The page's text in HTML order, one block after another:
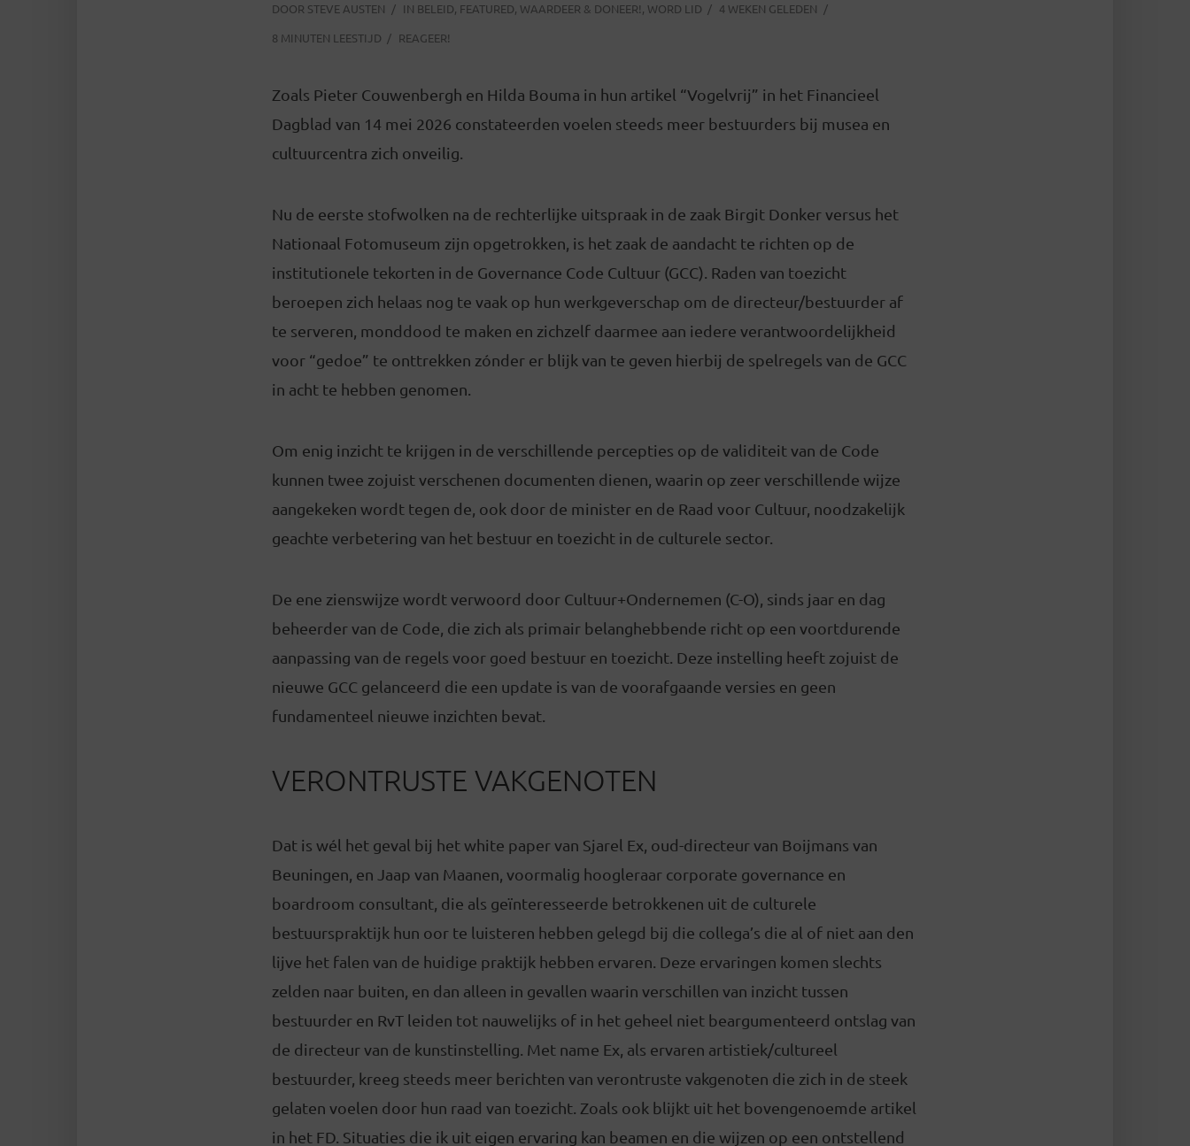
DOOR STEVE AUSTEN IN BELEID, FEATURED, WAARDEER & DONEER!, WORD LID
4 WEKEN GELEDEN
8 MINUTEN LEESTIJD
REAGEER!
Zoals Pieter Couwenbergh en Hilda Bouma in hun artikel “Vogelvrij” in het Financieel
Dagblad van 14 mei 2026 constateerden voelen steeds meer bestuurders bij musea en
cultuurcentra zich onveilig.
Nu de eerste stofwolken na de rechterlijke uitspraak in de zaak Birgit Donker versus het
Nationaal Fotomuseum zijn opgetrokken, is het zaak de aandacht te richten op de
institutionele tekorten in de Governance Code Cultuur (GCC). Raden van toezicht
beroepen zich helaas nog te vaak op hun werkgeverschap om de directeur/bestuurder af
te serveren, monddood te maken en zichzelf daarmee aan iedere verantwoordelijkheid
voor “gedoe” te onttrekken zónder er blijk van te geven hierbij de spelregels van de GCC
in acht te hebben genomen.
Om enig inzicht te krijgen in de verschillende percepties op de validiteit van de Code
kunnen twee zojuist verschenen documenten dienen, waarin op zeer verschillende wijze
aangekeken wordt tegen de, ook door de minister en de Raad voor Cultuur, noodzakelijk
geachte verbetering van het bestuur en toezicht in de culturele sector.
De ene zienswijze wordt verwoord door Cultuur+Ondernemen (C-O), sinds jaar en dag
beheerder van de Code, die zich als primair belanghebbende richt op een voortdurende
aanpassing van de regels voor goed bestuur en toezicht. Deze instelling heeft zojuist de
nieuwe GCC gelanceerd die een update is van de voorafgaande versies en geen
fundamenteel nieuwe inzichten bevat.
VERONTRUSTE VAKGENOTEN
Dat is wél het geval bij het white paper van Sjarel Ex, oud-directeur van Boijmans van
Beuningen, en Jaap van Maanen, voormalig hoogleraar corporate governance en
boardroom consultant, die als geïnteresseerde betrokkenen uit de culturele
bestuurspraktijk hun oor te luisteren hebben gelegd bij die collega’s die al of niet aan den
lijve het falen van de huidige praktijk hebben ervaren. Deze ervaringen komen slechts
zelden naar buiten, en dan alleen in gevallen waarin verschillen van inzicht tussen
bestuurder en RvT leiden tot nauwelijks of in het geheel niet beargumenteerd ontslag van
de directeur van de kunstinstelling. Met name Ex, als ervaren artistiek/cultureel
bestuurder, kreeg steeds meer berichten van verontruste vakgenoten die zich in de steek
gelaten voelen door hun raad van toezicht. Zoals ook blijkt uit het bovengenoemde artikel
in het FD. Situaties die ik uit eigen ervaring kan beamen en die wijzen op een ontstellend